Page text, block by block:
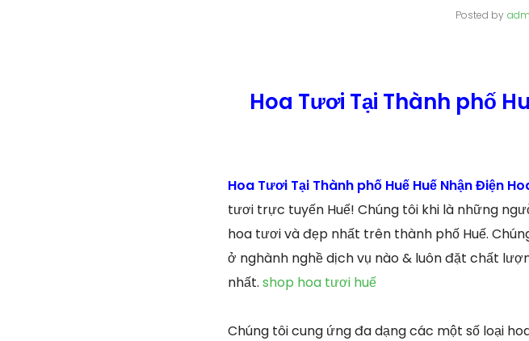
Posted by
Hoa Tươi Tại Thành phố
Hoa Tươi Tại Thành phố Huế Huế Nhận Điện
tươi trực tuyến Huế! Chúng tôi khi là những
hoa tươi và đẹp nhất trên thành phố Huế.
ở nghành nghề dịch vụ nào & luôn đặt chất
nhất. shop hoa tươi huế
Chúng tôi cung ứng đa dạng các một số loại